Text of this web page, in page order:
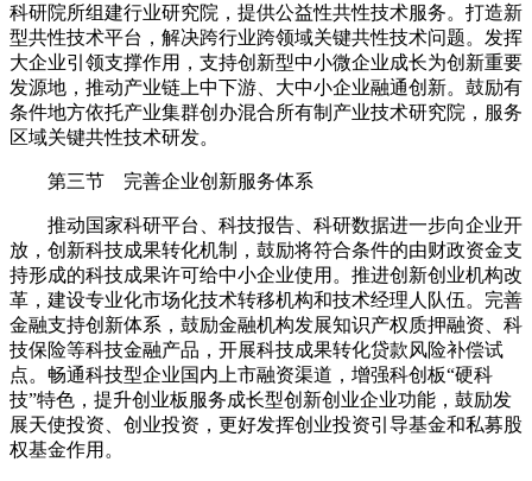
科研院所组建行业研究院，提供公益性共性技术服务。打造新
型共性技术平台，解决跨行业跨领域关键共性技术问题。发挥
大企业引领支撑作用，支持创新型中小微企业成长为创新重要
发源地，推动产业链上中下游、大中小企业融通创新。鼓励有
条件地方依托产业集群创办混合所有制产业技术研究院，服务
区域关键共性技术研发。
第三节 完善企业创新服务体系
推动国家科研平台、科技报告、科研数据进一步向企业开
放，创新科技成果转化机制，鼓励将符合条件的由财政资金支
持形成的科技成果许可给中小企业使用。推进创新创业机构改
革，建设专业化市场化技术转移机构和技术经理人队伍。完善
金融支持创新体系，鼓励金融机构发展知识产权质押融资、科
技保险等科技金融产品，开展科技成果转化贷款风险补偿试
点。畅通科技型企业国内上市融资渠道，增强科创板“硬科
技”特色，提升创业板服务成长型创新创业企业功能，鼓励发
展天使投资、创业投资，更好发挥创业投资引导基金和私募股
权基金作用。